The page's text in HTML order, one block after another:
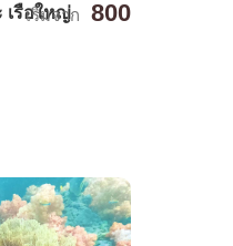
เรือใหญ่
เริ่มจาก 800